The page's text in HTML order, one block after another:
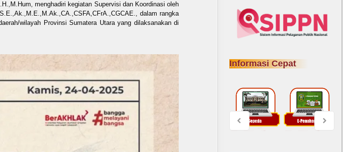
menghadiri kegiatan Supervisi dan Koordinasi oleh
dalam rangka
wilayah Provinsi Sumatera Utara yang dilaksanakan di
Informasi Cepat